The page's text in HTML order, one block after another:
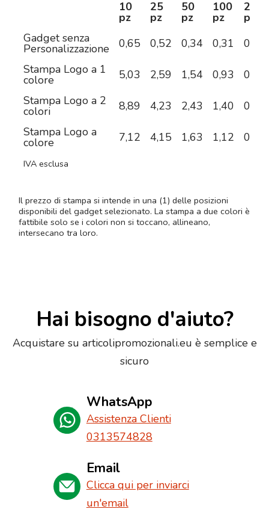
10
pz
25
pz
50
pz
100
pz
250
pz
Gadget senza
Personalizzazione 0,65 0,52 0,34 0,31
0,25
Stampa Logo a 1
colore 5,03 2,59 1,54 0,93
0,54
Stampa Logo a 2
colori 8,89 4,23 2,43 1,40
0,78
Stampa Logo a
colore 7,12 4,15 1,63 1,12 0,78
IVA esclusa
Il prezzo di stampa si intende in una (1) delle posizioni
disponibili del gadget selezionato. La stampa a due colori è
fattibile solo se i colori non si toccano, allineano,
intersecano tra loro.
Hai bisogno d'aiuto?
Acquistare su articolipromozionali.eu è semplice e
sicuro
WhatsApp
Assistenza Clienti
0313574828
Email
Clicca qui per inviarci
un'email